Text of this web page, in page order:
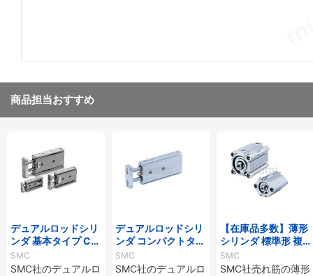
商品担当おすすめ
デュアルロッドシリ
ンダ 基本タイプ CX
Sシリーズ
SMC
SMC社のデュアルロ
デュアルロッドシリ
ンダ コンパクトタイ
プ CXSJシリーズ
SMC
SMC社のデュアルロ
【在庫品多数】薄形
シリンダ 標準形 複
動・片ロッド CQ2
シリーズ
SMC
SMC社売れ筋の薄形